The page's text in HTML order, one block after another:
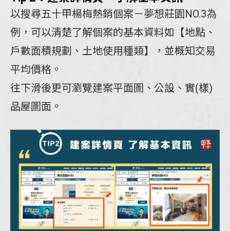
以搜尋五十甲楊梅熱銷個案－夢想莊園NO.3為
例，可以清楚了解個案的基本資料如【地點、
戶數面積規劃、土地使用種類】，並概知交易
平均價格。
往下滑後更可瀏覽建案平面圖、公設、實(樣)
品屋圖面。